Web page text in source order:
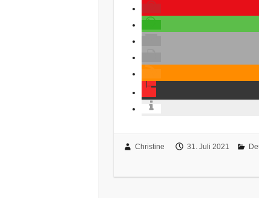
Christine 31. Juli 2021